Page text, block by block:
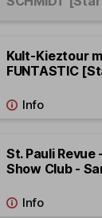
Kult-Kieztour
FUNTASTIC
St. Pauli Revue
Show Club -